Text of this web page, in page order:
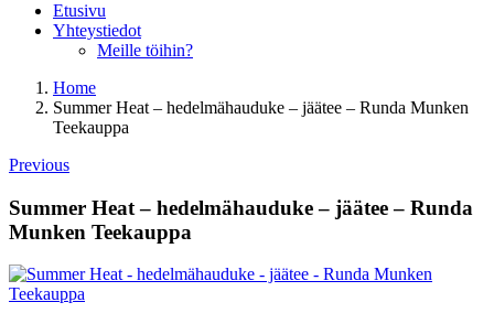
Etusivu
Yhteystiedot
Meille töihin?
Home
Summer Heat – hedelmähauduke – jäätee – Runda Munken
Teekauppa
Previous
Summer Heat – hedelmähauduke – jäätee – Runda
Munken Teekauppa